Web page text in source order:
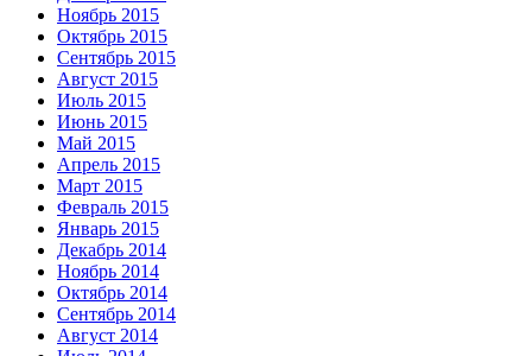
Ноябрь 2015
Октябрь 2015
Сентябрь 2015
Август 2015
Июль 2015
Июнь 2015
Май 2015
Апрель 2015
Март 2015
Февраль 2015
Январь 2015
Декабрь 2014
Ноябрь 2014
Октябрь 2014
Сентябрь 2014
Август 2014